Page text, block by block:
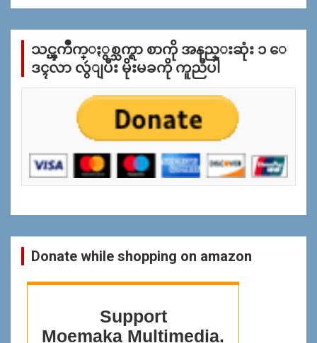
က္
န္
သင္ၾကိဳက္ႏွစ္သက္ရာ စာကို အနည္းဆုံး ၁ ေ
ဒၚလာ လွဴျပီး မိုးမခကို ကူညီပါ
Donate while shopping on amazon